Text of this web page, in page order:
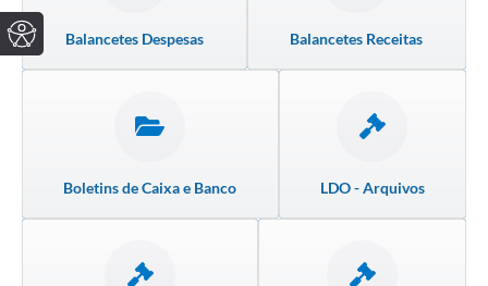
Balancetes Despesas Balancetes Receitas
Boletins de Caixa e Banco LDO - Arquivos